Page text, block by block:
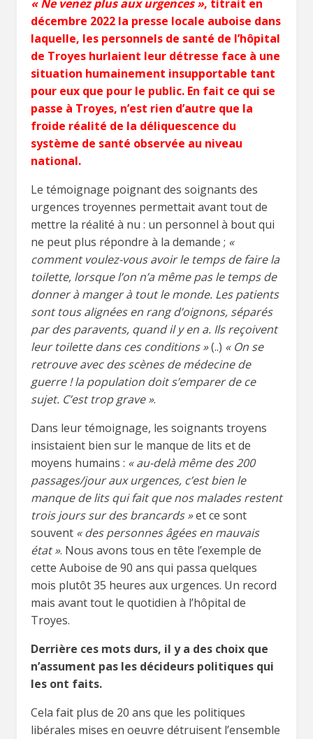
« Ne venez plus aux urgences », titrait en
décembre 2022 la presse locale auboise dans
laquelle, les personnels de santé de l’hôpital
de Troyes hurlaient leur détresse face à une
situation humainement insupportable tant
pour eux que pour le public. En fait ce qui se
passe à Troyes, n’est rien d’autre que la
froide réalité de la déliquescence du
système de santé observée au niveau
national.
Le témoignage poignant des soignants des
urgences troyennes permettait avant tout de
mettre la réalité à nu : un personnel à bout qui
ne peut plus répondre à la demande ; «
comment voulez-vous avoir le temps de faire la
toilette, lorsque l’on n’a même pas le temps de
donner à manger à tout le monde. Les patients
sont tous alignées en rang d’oignons, séparés
par des paravents, quand il y en a. Ils reçoivent
leur toilette dans ces conditions »(..) « On se
retrouve avec des scènes de médecine de
guerre ! la population doit s’emparer de ce
sujet. C’est trop grave ».
Dans leur témoignage, les soignants troyens
insistaient bien sur le manque de lits et de
moyens humains : « au-delà même des 200
passages/jour aux urgences, c’est bien le
manque de lits qui fait que nos malades restent
trois jours sur des brancards »et ce sont
souvent « des personnes âgées en mauvais
état ». Nous avons tous en tête l’exemple de
cette Auboise de 90 ans qui passa quelques
mois plutôt 35 heures aux urgences. Un record
mais avant tout le quotidien à l’hôpital de
Troyes.
Derrière ces mots durs, il y a des choix que
n’assument pas les décideurs politiques qui
les ont faits.
Cela fait plus de 20 ans que les politiques
libérales mises en oeuvre détruisent l’ensemble